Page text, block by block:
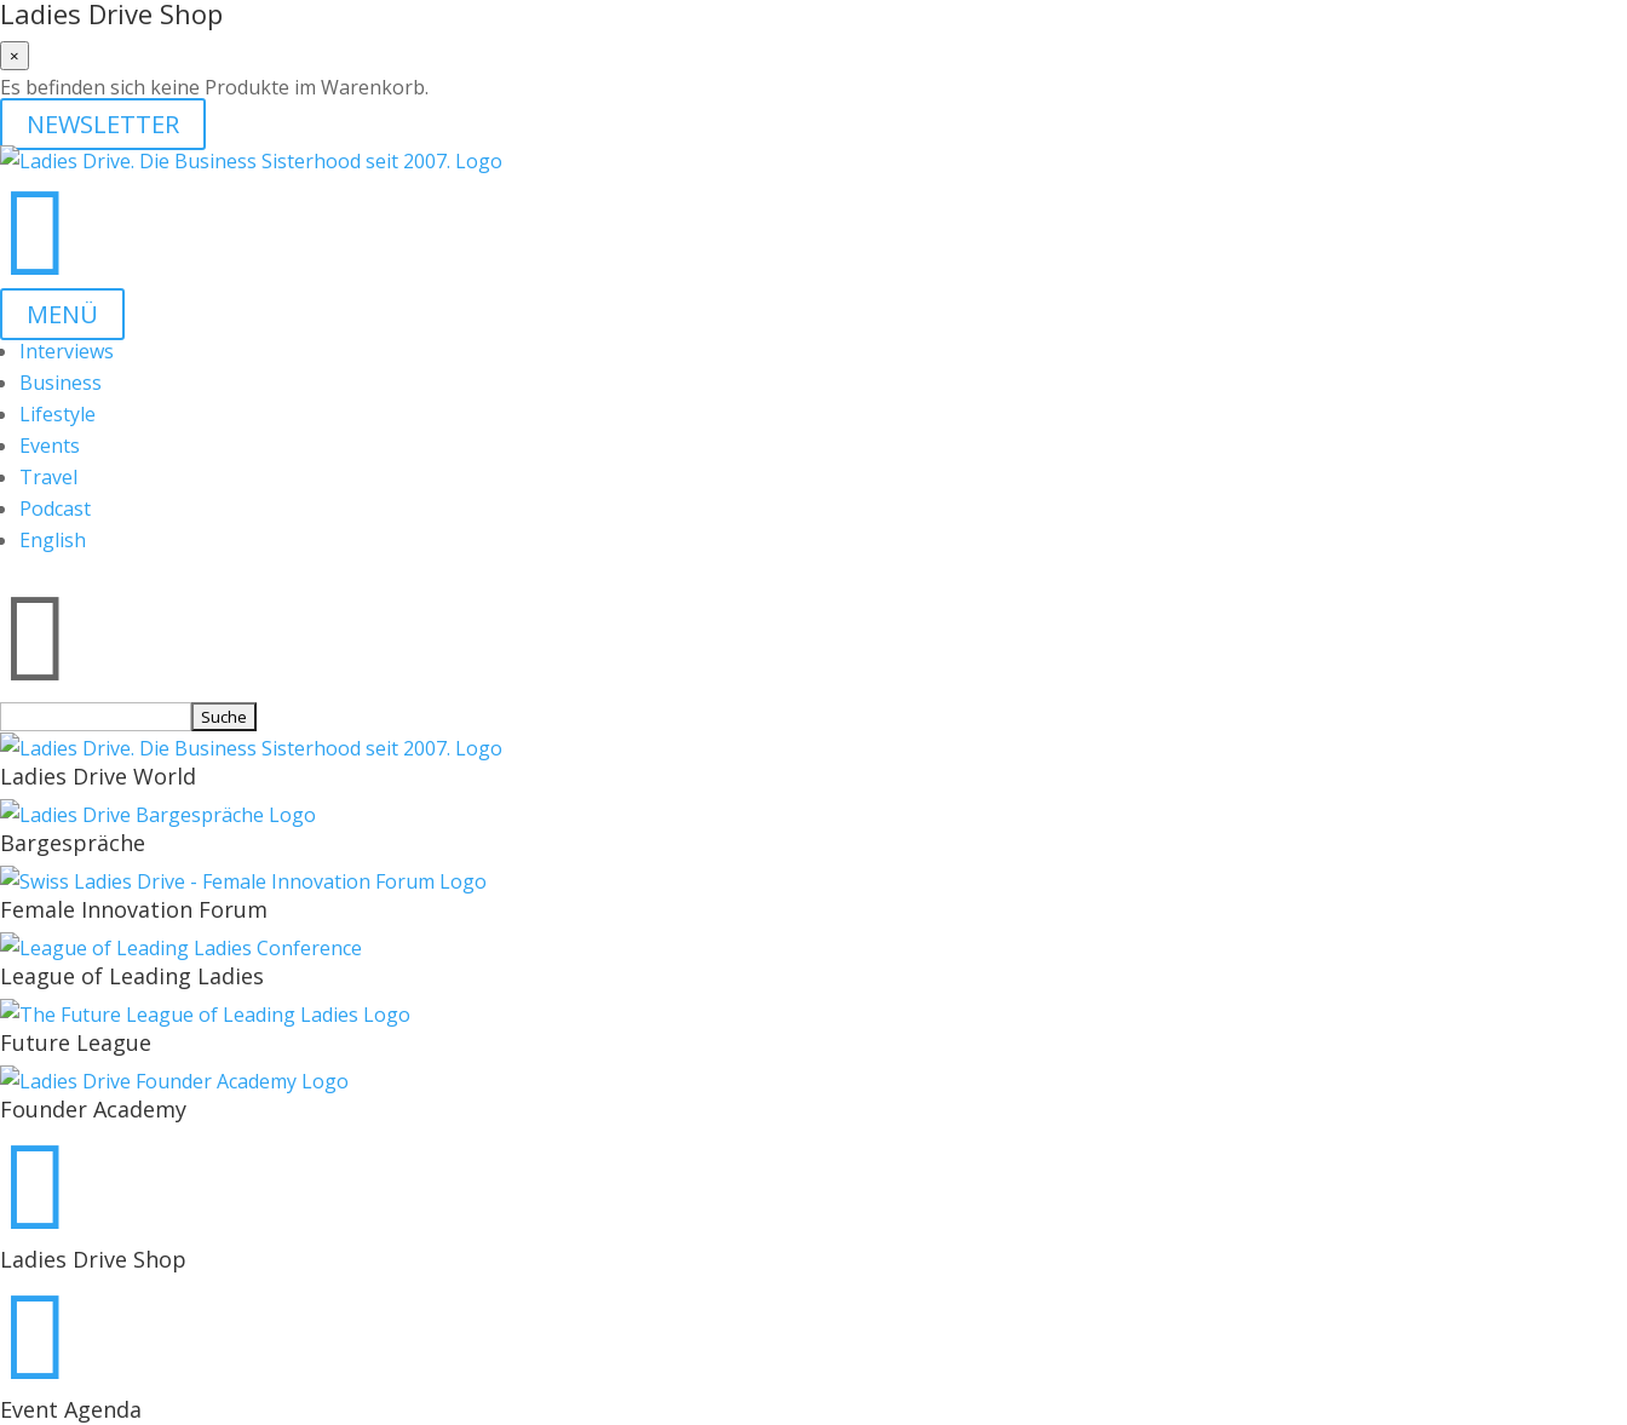
Ladies Drive Shop
×
Es befinden sich keine Produkte im Warenkorb.
NEWSLETTER

MENÜ
Interviews
Business
Lifestyle
Events
Travel
Podcast
English

nach:
Ladies Drive World
Bargespräche
Female Innovation Forum
League of Leading Ladies
Future League
Founder Academy

Ladies Drive Shop

Event Agenda